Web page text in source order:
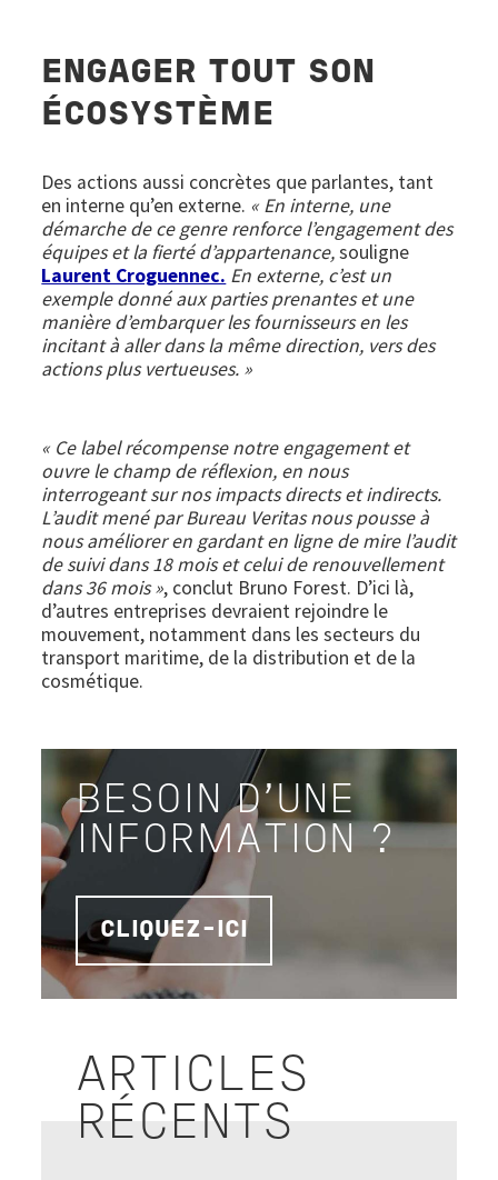
ENGAGER TOUT SON
ÉCOSYSTÈME
Des actions aussi concrètes que parlantes, tant
en interne qu’en externe. « En interne, une
démarche de ce genre renforce l’engagement des
équipes et la fierté d’appartenance,souligne
Laurent Croguennec. En externe, c’est un
exemple donné aux parties prenantes et une
manière d’embarquer les fournisseurs en les
incitant à aller dans la même direction, vers des
actions plus vertueuses. »
« Ce label récompense notre engagement et
ouvre le champ de réflexion, en nous
interrogeant sur nos impacts directs et indirects.
L’audit mené par Bureau Veritas nous pousse à
nous améliorer en gardant en ligne de mire l’audit
de suivi dans 18 mois et celui de renouvellement
dans 36 mois », conclut Bruno Forest. D’ici là,
d’autres entreprises devraient rejoindre le
mouvement, notamment dans les secteurs du
transport maritime, de la distribution et de la
cosmétique.
BESOIN D'UNE
INFORMATION ?
CLIQUEZ-ICI
ARTICLES
RÉCENTS